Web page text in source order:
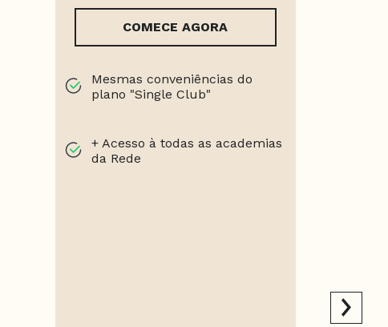
COMECE AGORA
Mesmas conveniências do
plano "Single Club"
+ Acesso à todas as academias
da Rede